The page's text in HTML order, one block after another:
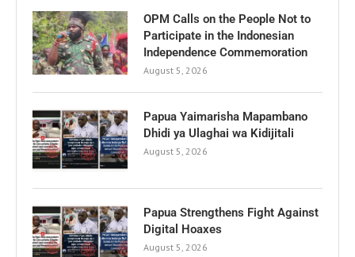
OPM Calls on the People Not to
Participate in the Indonesian
Independence Commemoration
August 5, 2026
Papua Yaimarisha Mapambano
Dhidi ya Ulaghai wa Kidijitali
August 5, 2026
Papua Strengthens Fight Against
Digital Hoaxes
August 5, 2026